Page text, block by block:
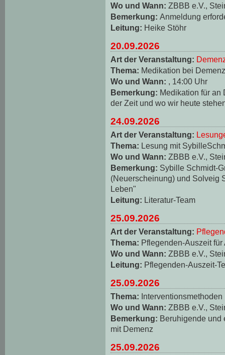
Wo und Wann: ZBBB e.V.,
Bemerkung: Anmeldung
Leitung: Heike Stöhr
20.09.2026
Art der Veranstaltung:
Thema: Medikation bei Demenz
Wo und Wann:
, 14:00 Uhr
Bemerkung: Medikation für an
der Zeit und wo wir heute
24.09.2026
Art der Veranstaltung:
Thema: Lesung mit
Wo und Wann: ZBBB e.V.,
Bemerkung: Sybille Schmidt-
(Neuerscheinung) und Solveig
Leben"
Leitung: Literatur-Team
25.09.2026
Art der Veranstaltung:
Thema: Pflegenden-Auszeit
Wo und Wann: ZBBB e.V.,
Leitung: Pflegenden-Auszeit-
25.09.2026
Thema:
Wo und Wann: ZBBB e.V.,
Bemerkung: Beruhigende und
mit Demenz
25.09.2026